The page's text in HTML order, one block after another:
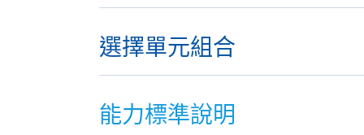
選擇單元組合
能力標準說明